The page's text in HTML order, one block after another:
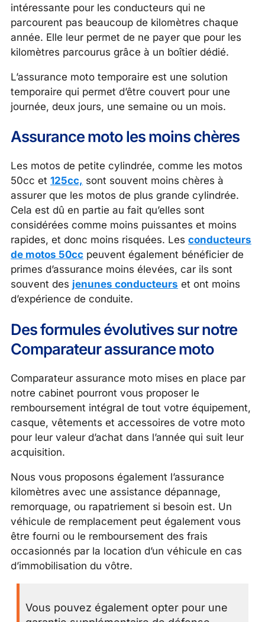
intéressante pour les conducteurs qui ne
parcourent pas beaucoup de kilomètres chaque
année. Elle leur permet de ne payer que pour les
kilomètres parcourus grâce à un boîtier dédié.
L’assurance moto temporaire est une solution
temporaire qui permet d’être couvert pour une
journée, deux jours, une semaine ou un mois.
Assurance moto les moins chères
Les motos de petite cylindrée, comme les motos
50cc et 125cc, sont souvent moins chères à
assurer que les motos de plus grande cylindrée.
Cela est dû en partie au fait qu’elles sont
considérées comme moins puissantes et moins
rapides, et donc moins risquées. Les conducteurs
de motos 50cc peuvent également bénéficier de
primes d’assurance moins élevées, car ils sont
souvent des jenunes conducteurs et ont moins
d’expérience de conduite.
Des formules évolutives sur notre
Comparateur assurance moto
Comparateur assurance moto mises en place par
notre cabinet pourront vous proposer le
remboursement intégral de tout votre équipement,
casque, vêtements et accessoires de votre moto
pour leur valeur d’achat dans l’année qui suit leur
acquisition.
Nous vous proposons également l’assurance
kilomètres avec une assistance dépannage,
remorquage, ou rapatriement si besoin est. Un
véhicule de remplacement peut également vous
être fourni ou le remboursement des frais
occasionnés par la location d’un véhicule en cas
d’immobilisation du vôtre.
Vous pouvez également opter pour une